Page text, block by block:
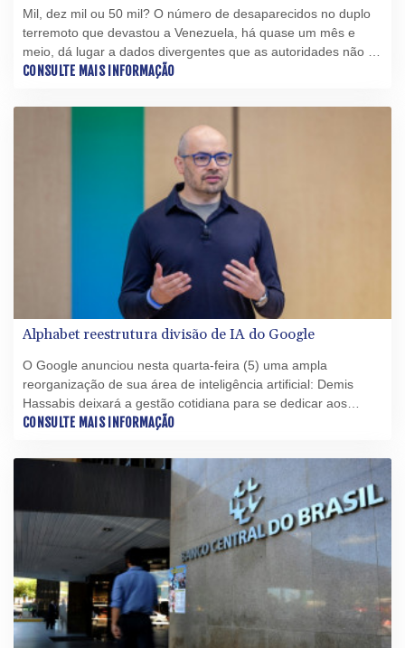
Mil, dez mil ou 50 mil? O número de desaparecidos no duplo
terremoto que devastou a Venezuela, há quase um mês e
meio, dá lugar a dados divergentes que as autoridades não se
esforçam para esclarecer.
CONSULTE MAIS INFORMAÇÃO
Alphabet reestrutura divisão de IA do Google
O Google anunciou nesta quarta-feira (5) uma ampla
reorganização de sua área de inteligência artificial: Demis
Hassabis deixará a gestão cotidiana para se dedicar aos
desenvolvimentos mais avançados da IA e à estratégia de
CONSULTE MAIS INFORMAÇÃO